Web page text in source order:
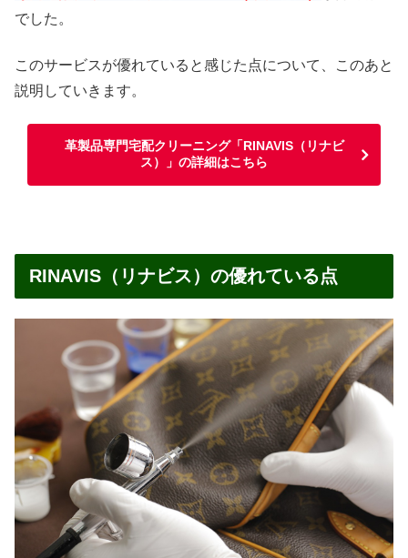
でした。
このサービスが優れていると感じた点について、このあと
説明していきます。
革製品専門宅配クリーニング「RINAVIS（リナビ
ス）」の詳細はこちら
RINAVIS（リナビス）の優れている点